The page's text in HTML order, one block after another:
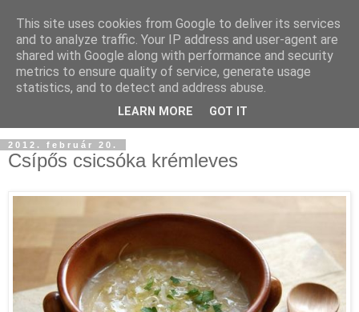
2012. február 20.
Csípős csicsóka krémleves
This site uses cookies from Google to deliver its services
and to analyze traffic. Your IP address and user-agent are
shared with Google along with performance and security
metrics to ensure quality of service, generate usage
statistics, and to detect and address abuse.
LEARN MORE GOT IT